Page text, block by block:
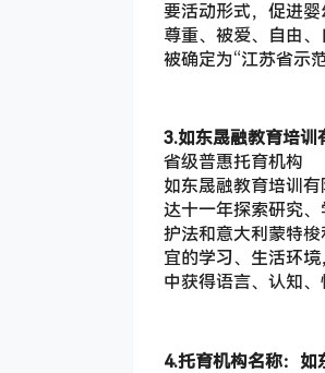
要活动形式，促进
尊重、被爱、自由
被确定为“江苏省示
3.如东晟融教育培训
省级普惠托育机构
如东晟融教育培训
达十一年探索研究
护法和意大利蒙特
宜的学习、生活环
中获得语言、认知
4.托育机构名称：如